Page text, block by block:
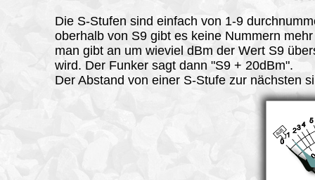
Die S-Stufen sind einfach von 1-9
oberhalb von S9 gibt es keine Nummern
man gibt an um wieviel dBm der Wert S9
wird. Der Funker sagt dann "S9 + 20dBm".
Der Abstand von einer S-Stufe zur nächsten